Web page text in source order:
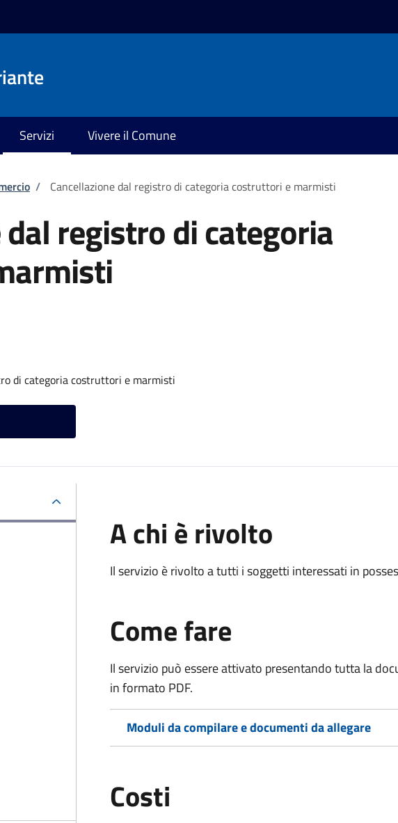
Servizi Vivere il Comune
/ Cancellazione dal registro di categoria costruttori e marmisti
registro di categoria
di categoria costruttori e marmisti
A chi è rivolto
Il servizio è rivolto a tutti i soggetti interessati in
Come fare
Il servizio può essere attivato presentando tutta la
in formato PDF.
Moduli da compilare e documenti da allegare
Costi